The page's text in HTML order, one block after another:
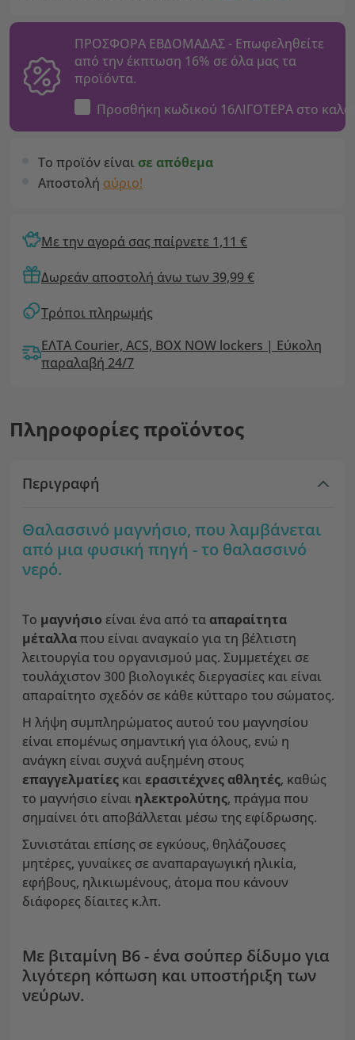
ΠΡΟΣΦΟΡΑ ΕΒΔΟΜΑΔΑΣ - Επωφεληθείτε
από την έκπτωση 16% σε όλα μας τα
προϊόντα.
Προσθήκη κωδικού 16ΛΙΓΟΤΕΡΑ στο
Το προϊόν είναι σε απόθεμα
Αποστολή αύριο!
Με την αγορά σας παίρνετε 1,11 €
Δωρεάν αποστολή άνω των 39,99 €
Τρόποι πληρωμής
ΕΛΤΑ Courier, ACS, BOX NOW lockers | Εύκολη
παραλαβή 24/7
Πληροφορίες προϊόντος
Περιγραφή
Θαλασσινό μαγνήσιο, που λαμβάνεται
από μια φυσική πηγή - το θαλασσινό
νερό.
Το μαγνήσιο είναι ένα από τα απαραίτητα
μέταλλαπου είναι αναγκαίο για τη βέλτιστη
λειτουργία του οργανισμού μας. Συμμετέχει σε
τουλάχιστον 300 βιολογικές διεργασίες και είναι
απαραίτητο σχεδόν σε κάθε κύτταρο του σώματος.
Η λήψη συμπληρώματος αυτού του μαγνησίου
είναι επομένως σημαντική για όλους, ενώ η
ανάγκη είναι συχνά αυξημένη στους
επαγγελματίες καιερασιτέχνες αθλητές, καθώς
το μαγνήσιο είναι ηλεκτρολύτης, πράγμα που
σημαίνει ότι αποβάλλεται μέσω της εφίδρωσης.
Συνιστάται επίσης σε εγκύους, θηλάζουσες
μητέρες, γυναίκες σε αναπαραγωγική ηλικία,
εφήβους, ηλικιωμένους, άτομα που κάνουν
διάφορες δίαιτες κ.λπ.
Με βιταμίνη Β6 - ένα σούπερ δίδυμο για
λιγότερη κόπωση και υποστήριξη των
νεύρων.